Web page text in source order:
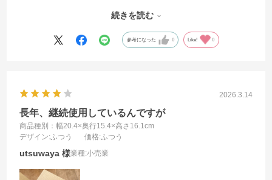
他社と比べて、価格にも満足していて、ずっと継続して使っ
ていきたいと考えています。
続きを読む
参考になった 0 Like! 0
2026.3.14
長年、継続使用しているんですが
商品種別：幅20.4×奥行15.4×高さ16.1cm
デザイン:ふつう 価格:ふつう
utsuwaya 業種:小売業